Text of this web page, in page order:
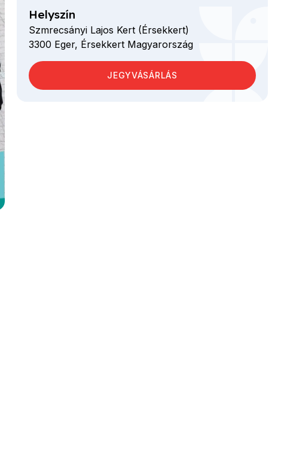
Helyszín
Szmrecsányi Lajos Kert (Érsekkert)
3300 Eger, Érsekkert Magyarország
JEGYVÁSÁRLÁS